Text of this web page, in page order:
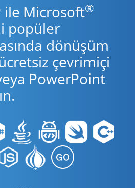
ile Microsoft®
popüler
dönüşüm
çevrimiçi
PowerPoint